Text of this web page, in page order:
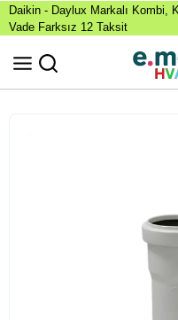
Daikin - Daylux Markalı Kombi,
Vade Farksız 12 Taksit